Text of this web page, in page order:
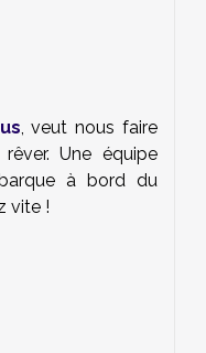
, veut nous faire
Une équipe
à bord du
vite !